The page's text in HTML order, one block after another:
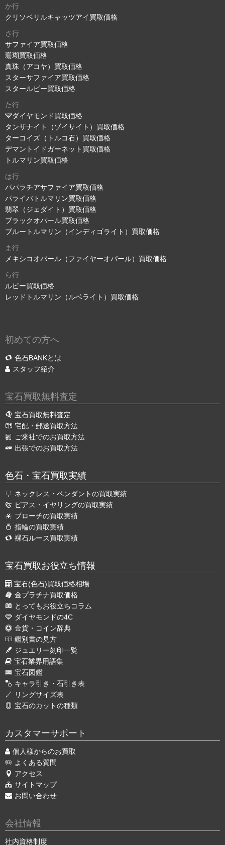
か行
クリソベリルキャッツアイ買取価格
さ行
サファイア買取価格
珊瑚買取価格
真珠（アコヤ）買取価格
スターサファイア買取価格
スタールビー買取価格
た行
ダイヤモンド買取価格
タンザナイト（ゾイサイト）買取価格
ターコイズ（トルコ石）買取価格
デマントイドガーネット買取価格
トルマリン買取価格
は行
パパラチアサファイア買取価格
パライバトルマリン買取価格
翡翠（ジェダイト）買取価格
ブラックオパール買取価格
ブルートルマリン（インディゴライト）買取価格
ま行
メキシコオパール（ファイヤーオパール）買取価格
ら行
ルビー買取価格
レッドトルマリン（ルベライト）買取価格
初めての方へ
色石BANKとは
スタッフ紹介
宝石買取無料査定
宝石買取無料査定
宅配・郵送買取方法
ご来社でのお買取方法
出張でのお買取方法
色石・宝石買取実績
ネックレス・ペンダントの買取実績
ピアス・イヤリングの買取実績
ブローチの買取実績
指輪の買取実績
裸石ルース買取実績
宝石買取お役立ち情報
宝石(色石)買取価格相場
金プラチナ買取価格
とってもお役立ちコラム
ダイヤモンドの4C
金貨・コイン辞典
鑑別書の見方
ジュエリー刻印一覧
宝石業界用語集
宝石図鑑
キャラ引き・石引き表
リングサイズ表
宝石のカットの種類
カスタマーサポート
個人様からのお買取
よくある質問
アクセス
サイトマップ
お問い合わせ
会社情報
社内資格制度